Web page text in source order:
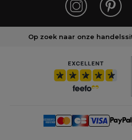
Op zoek naar onze